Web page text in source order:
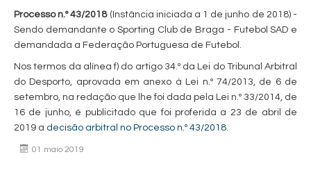
Processo n.º 43/2018(Instância iniciada a 1 de junho de 2018) -
Sendo demandante o Sporting Club de Braga - Futebol SAD e
demandada a Federação Portuguesa de Futebol.
Nos termos da alínea f) do artigo 34.º da Lei do Tribunal Arbitral
do Desporto, aprovada em anexo à Lei n.º 74/2013, de 6 de
setembro, na redação que lhe foi dada pela Lei n.º 33/2014, de
16 de junho, é publicitado que foi proferida a 23 de abril de
2019 a decisão arbitral no Processo n.º 43/2018.
01 maio 2019